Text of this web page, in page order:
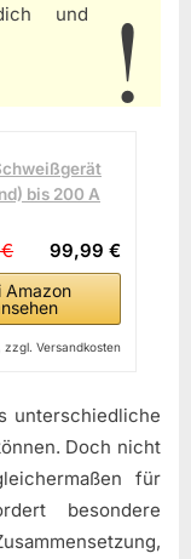
und
bis 200 A
99,99 €
Amazon
zzgl. Versandkosten
unterschiedliche
Doch nicht
für
besondere